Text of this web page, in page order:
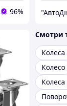
96%
Смотри
Колесо